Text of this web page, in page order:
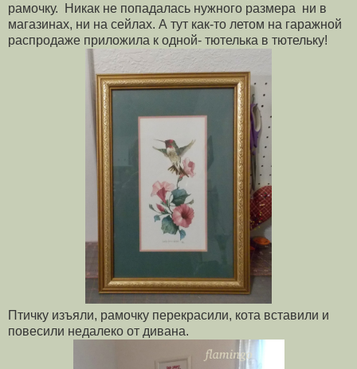
рамочку. Никак не попадалась нужного размера ни в
магазинах, ни на сейлах. А тут как-то летом на гаражной
распродаже приложила к одной- тютелька в тютельку!
Птичку изъяли, рамочку перекрасили, кота вставили и
повесили недалеко от дивана.